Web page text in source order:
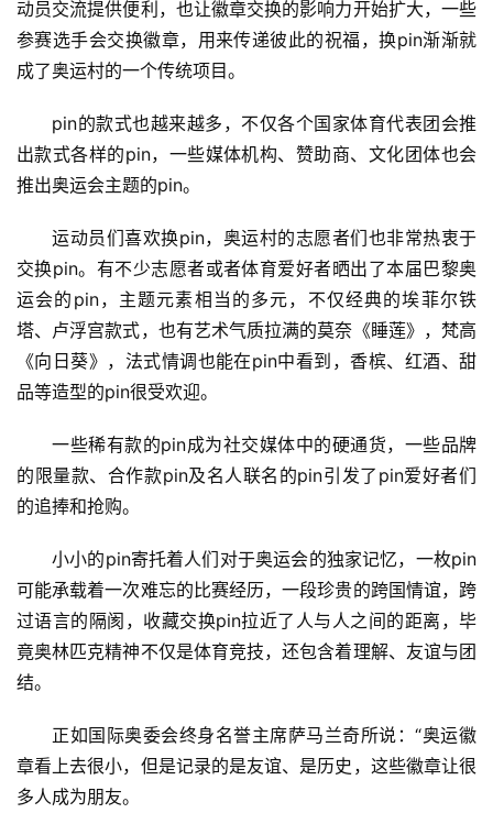
首
页
讯
商
业
消
活
财
经
专
注册
动员交流提供便利，也让徽章交换的影响力开始扩大，一些
参赛选手会交换徽章，用来传递彼此的祝福，换pin渐渐就
成了奥运村的一个传统项目。
pin的款式也越来越多，不仅各个国家体育代表团会推
出款式各样的pin，一些媒体机构、赞助商、文化团体也会
推出奥运会主题的pin。
运动员们喜欢换pin，奥运村的志愿者们也非常热衷于
交换pin。有不少志愿者或者体育爱好者晒出了本届巴黎奥
运会的pin，主题元素相当的多元，不仅经典的埃菲尔铁
塔、卢浮宫款式，也有艺术气质拉满的莫奈《睡莲》，梵高
《向日葵》，法式情调也能在pin中看到，香槟、红酒、甜
品等造型的pin很受欢迎。
一些稀有款的pin成为社交媒体中的硬通货，一些品牌
的限量款、合作款pin及名人联名的pin引发了pin爱好者们
的追捧和抢购。
小小的pin寄托着人们对于奥运会的独家记忆，一枚pin
可能承载着一次难忘的比赛经历，一段珍贵的跨国情谊，跨
过语言的隔阂，收藏交换pin拉近了人与人之间的距离，毕
竟奥林匹克精神不仅是体育竞技，还包含着理解、友谊与团
结。
正如国际奥委会终身名誉主席萨马兰奇所说：“奥运徽
章看上去很小，但是记录的是友谊、是历史，这些徽章让很
多人成为朋友。